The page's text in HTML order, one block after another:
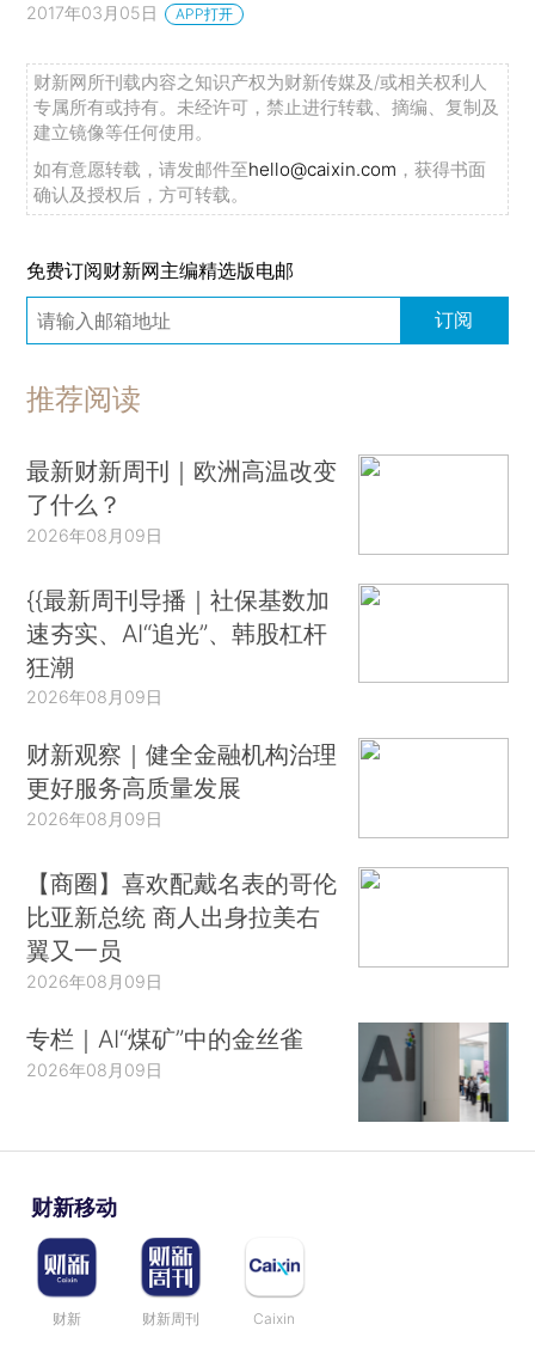
2017年03月05日 APP打开
财新网所刊载内容之知识产权为财新传媒及/或相关权利人
专属所有或持有。未经许可，禁止进行转载、摘编、复制及
建立镜像等任何使用。
如有意愿转载，请发邮件至hello@caixin.com ，获得书面
确认及授权后，方可转载。
免费订阅财新网主编精选版电邮
订阅
推荐阅读
最新财新周刊｜欧洲高温改变
了什么？
2026年08月09日
{{最新周刊导播｜社保基数加
速夯实、AI“追光”、韩股杠杆
狂潮
2026年08月09日
财新观察｜健全金融机构治理
更好服务高质量发展
2026年08月09日
【商圈】喜欢配戴名表的哥伦
比亚新总统 商人出身拉美右
翼又一员
2026年08月09日
专栏｜AI“煤矿”中的金丝雀
2026年08月09日
财新移动
财新 财新周刊 Caixin